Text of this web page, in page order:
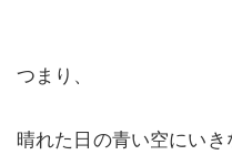
つまり、
晴れた日の青い空にいき